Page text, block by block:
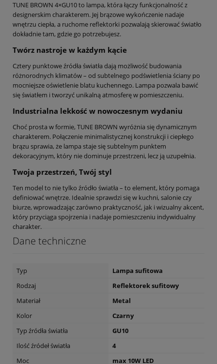
TUNE BROWN 4×GU10 to lampa, która łączy funkcjonalność z
designerskim charakterem. Jej brązowe wykończenie nadaje
wnętrzu ciepła, a ruchome reflektorki pozwalają skierować światło
dokładnie tam, gdzie go potrzebujesz.
Twórz nastroje w każdym kącie
Cztery punktowe źródła światła dają możliwość budowania
różnorodnych klimatów – od subtelnego podświetlenia ściany po
mocniejsze oświetlenie blatu kuchennego. Lampa pozwala bawić
się światłem i tworzyć unikalną atmosferę w pomieszczeniu.
Industrialna lekkość w nowoczesnym wydaniu
Choć prosta w formie, TUNE BROWN wyróżnia się dynamicznym
charakterem. Połączenie minimalistycznej konstrukcji i ciepłego
brązu sprawia, że lampa staje się subtelnym punktem
dekoracyjnym, który nie dominuje przestrzeni, lecz ją uzupełnia.
Twoja przestrzeń, Twój styl
Ten model to nie tylko źródło światła – to element, który pomaga
definiować wnętrze. Idealnie sprawdzi się w kuchni, salonie czy
biurze, wprowadzając zarówno praktyczność, jak i wizualny akcent,
który przyciąga spojrzenia i nadaje pomieszczeniu indywidualny
charakter.
Dane techniczne
Typ
Lampa sufitowa
Rodzaj
Reflektorek sufitowy
Materiał
Metal
Kolor
Czarny
Typ źródła światła
GU10
Ilość źródeł światła
4
Moc
max 10W LED